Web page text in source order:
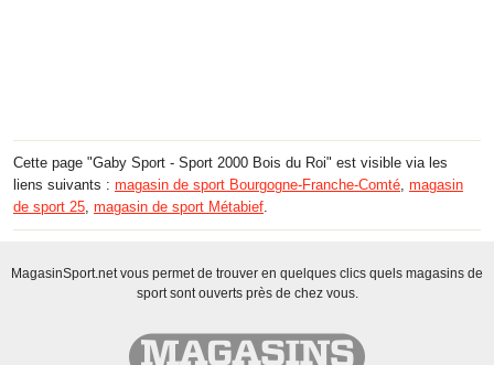
Cette page "Gaby Sport - Sport 2000 Bois du Roi" est visible via les
liens suivants : magasin de sport Bourgogne-Franche-Comté magasin
de sport 25 magasin de sport Métabief
MagasinSport.net vous permet de trouver en quelques clics quels magasins de
sport sont ouverts près de chez vous.